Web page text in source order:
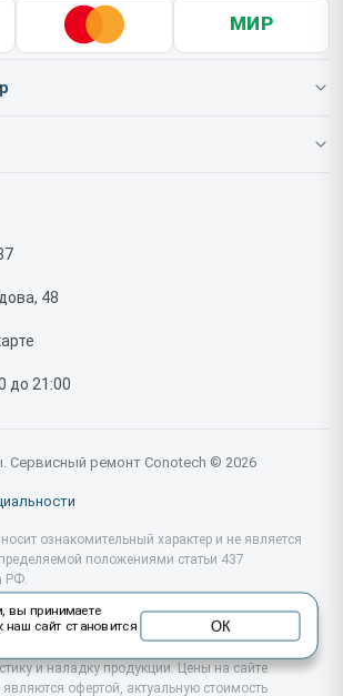
МИР
оплаты
48
до 21:00
Сервисный ремонт Conotech © 2026
ознакомительный характер и не является
положениями статьи 437
РФ.
обслуживании и ремонте техники Conotech, но
представителем. Предоставляем
после истечения гарантии, а также
и наладку продукции. Цены на сайте
офертой, актуальную стоимость
вы принимаете
наш сайт становится
ОК